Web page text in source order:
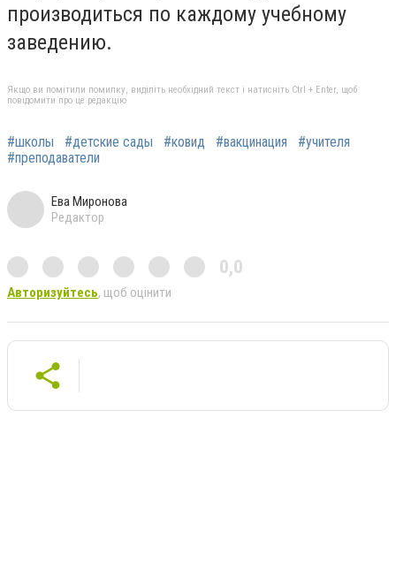
производиться по каждому учебному
заведению.
Якщо ви помітили помилку, виділіть необхідний текст і натисніть Ctrl + Enter, щоб
повідомити про це редакцію
#школы #детские сады #ковид #вакцинация
#учителя
#преподаватели
Ева Миронова
Редактор
0,0
Авторизуйтесь, щоб оцінити